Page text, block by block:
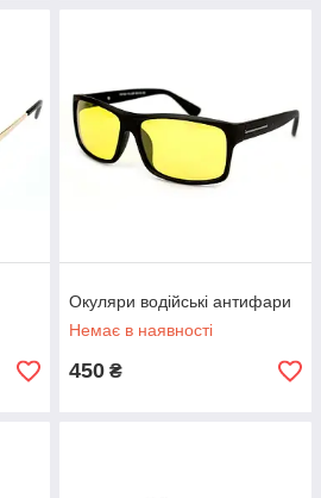
Окуляри водійські антифари
Немає в наявності
450 ₴